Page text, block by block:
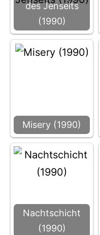
des Jenseits
(1990)
Misery (1990)
Nachtschicht
(1990)